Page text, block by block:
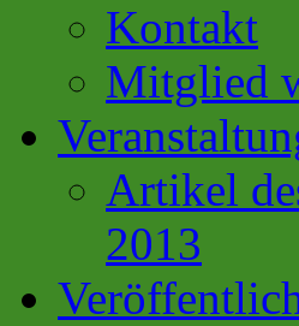
Kontakt
Mitglied
Artikel
2013